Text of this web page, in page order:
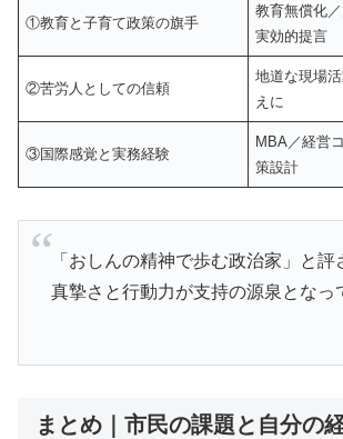
①教育と子育て政策の旗手
教育無償化
実効的提言
②苦労人としての信頼
地道な現場
えに
③国際感覚と実務経験
MBA／経営
策設計
「おしんの精神で歩む政治家」と評
真摯さと行動力が支持の源泉となっ
まとめ｜市民の課題と自分の